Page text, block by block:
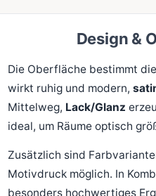
Design &
Die Oberfläche bestimmt
wirkt ruhig und modern,
Mittelweg, Lack/Glanz
ideal, um Räume optisch
Zusätzlich sind
Motivdruck möglich. In
besonders hochwertiges